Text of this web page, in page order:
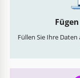
Füllen Sie Ihre